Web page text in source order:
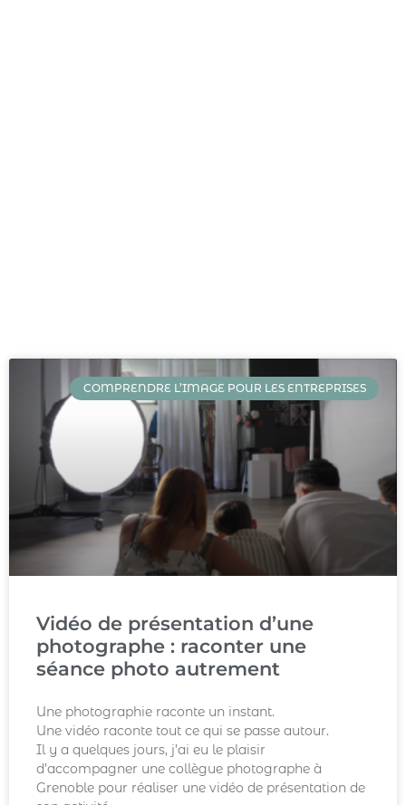
COMPRENDRE L’IMAGE POUR LES ENTREPRISES
Vidéo de présentation d’une
photographe : raconter une
séance photo autrement
Une photographie raconte un instant.
Une vidéo raconte tout ce qui se passe autour.
Il y a quelques jours, j’ai eu le plaisir
d’accompagner une collègue photographe à
Grenoble pour réaliser une vidéo de présentation de